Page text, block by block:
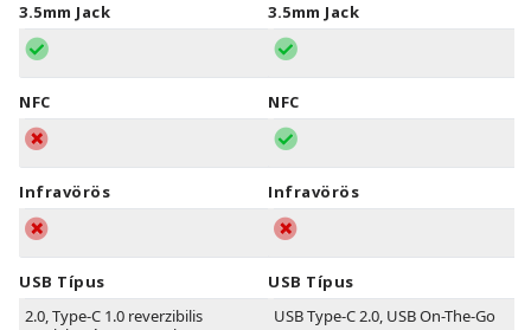
3.5mm Jack
NFC
Infravörös
USB Típus
2.0, Type-C 1.0 reverzibilis
3.5mm Jack
NFC
Infravörös
USB Típus
USB Type-C 2.0, USB On-The-Go